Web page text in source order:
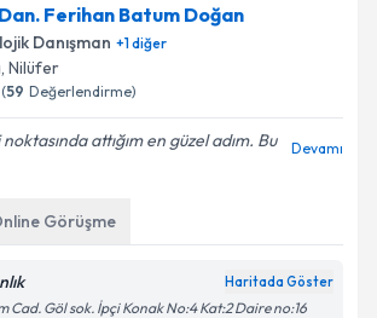
Ferihan Batum Doğan
Danışman +1diğer
, Nilüfer
(59 Değerlendirme)
attığım en güzel adım. Bu
Devamı
Görüşme
Haritada Göster
Cad. Göl sok. İpçi Konak No:4 Kat:2 Daire no:16